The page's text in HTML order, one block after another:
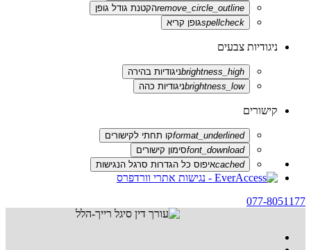
remove_circle_outlineהקטנת גודל גופן
spellcheckגופן קריא
ניגודיות צבעים
brightness_highניגודיות בהירה
brightness_lowניגודיות כהה
קישורים
format_underlinedקו תחתי לקישורים
font_downloadסימון קישורים
cachedאיפוס כל הגדרות סרגל הנגישות
077-8051177